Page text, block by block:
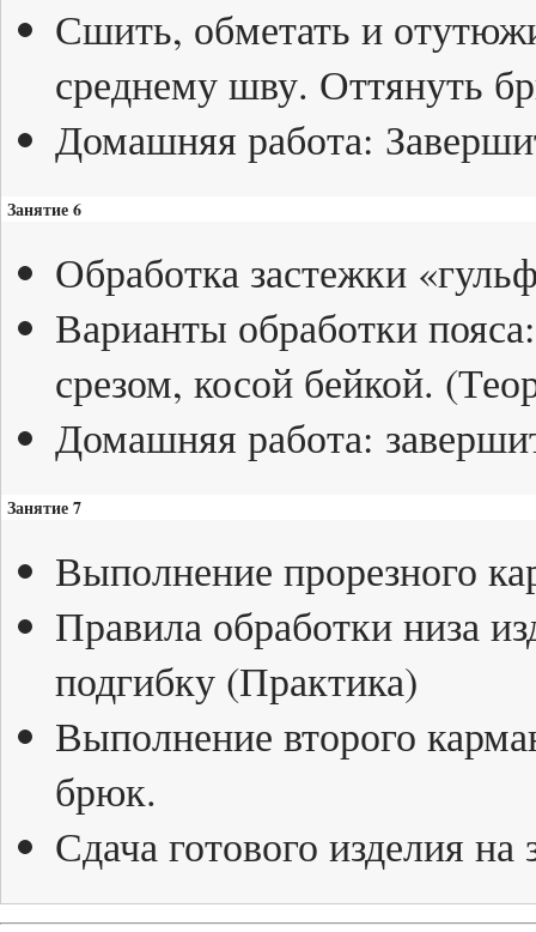
Сшить, обметать и
среднему шву. Оттянуть
Домашняя работа:
Занятие 6
Обработка застежки
Варианты обработки
срезом, косой бейкой.
Домашняя работа:
Занятие 7
Выполнение прорезного
Правила обработки низа
подгибку (Практика)
Выполнение второго
брюк.
Сдача готового изделия на